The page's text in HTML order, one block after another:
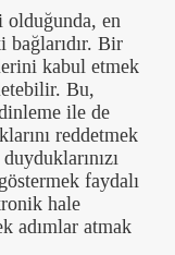
olduğunda, en
bağlarıdır. Bir
kabul etmek
Bu,
ile de
reddetmek
faydalı
hale
adımlar atmak